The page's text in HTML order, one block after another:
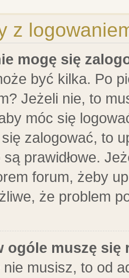
z
mogę się
być kilka. Po
Jeżeli nie, to
móc się
zalogować, to
są prawidłowe.
forum, żeby
że problem
ogóle muszę się
nie musisz, to od